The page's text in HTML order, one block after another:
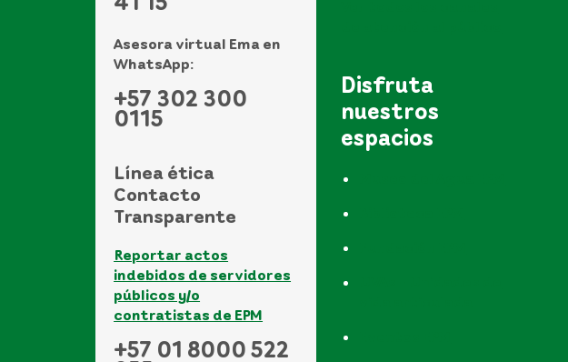
Asesora virtual Ema en
WhatsApp:
+57 302 300
0115
Línea ética
Contacto
Transparente
Reportar actos
indebidos de servidores
públicos y/o
contratistas de EPM
+57 01 8000 522
Disfruta
nuestros
espacios